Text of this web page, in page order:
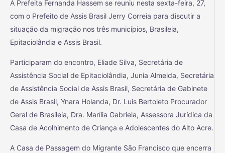
A Prefeita Fernanda Hassem se reuniu nesta sexta-feira, 27,
com o Prefeito de Assis Brasil Jerry Correia para discutir a
situação da migração nos três municípios, Brasileia,
Epitaciolândia e Assis Brasil.
Participaram do encontro, Eliade Silva, Secretária de
Assistência Social de Epitaciolândia, Junia Almeida, Secretária
de Assistência Social de Assis Brasil, Secretária de Gabinete
de Assis Brasil, Ynara Holanda, Dr. Luis Bertoleto Procurador
Geral de Brasileia, Dra. Marília Gabriela, Assessora Jurídica da
Casa de Acolhimento de Criança e Adolescentes do Alto Acre.
A Casa de Passagem do Migrante São Francisco que encerra